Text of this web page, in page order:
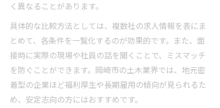
く異なることがあります。
具体的な比較方法としては、複数社の求人情報を表にま
とめて、各条件を一覧化するのが効果的です。また、面
接時に実際の現場や社員の話を聞くことで、ミスマッチ
を防ぐことができます。岡崎市の土木業界では、地元密
着型の企業ほど福利厚生や長期雇用の傾向が見られるた
め、安定志向の方にはおすすめです。